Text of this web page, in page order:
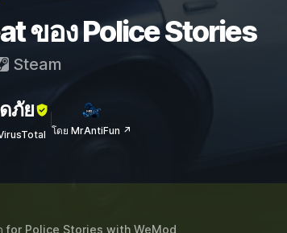
ของ Police Stories
Steam
ภัย
โดย MrAntiFun ↗
for Police Stories with WeMod